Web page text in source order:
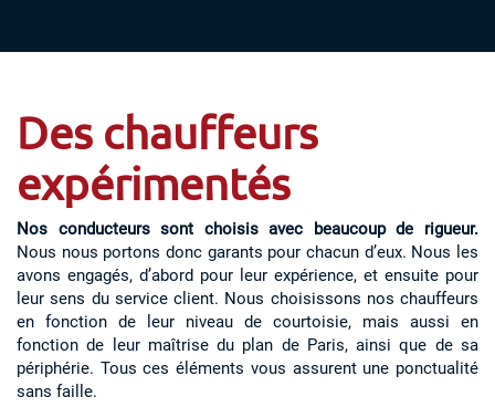
Des chauffeurs
expérimentés
Nos conducteurs sont choisis avec beaucoup de rigueur.
Nous nous portons donc garants pour chacun d’eux. Nous les
avons engagés, d’abord pour leur expérience, et ensuite pour
leur sens du service client. Nous choisissons nos chauffeurs
en fonction de leur niveau de courtoisie, mais aussi en
fonction de leur maîtrise du plan de Paris, ainsi que de sa
périphérie. Tous ces éléments vous assurent une ponctualité
sans faille.